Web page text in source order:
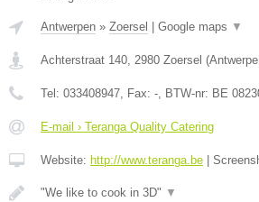
Antwerpen » Zoersel | Google maps ▼
Achterstraat 140 2980 Zoersel (
Tel: 033408947 , Fax: - , BTW-nr: BE
E-mail › Teranga Quality Catering
Website: http://www.teranga.be |
"We like to cook in 3D" ▼